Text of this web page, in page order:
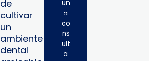
de
cultivar
un
ambiente
dental
un
a
co
ns
ult
a